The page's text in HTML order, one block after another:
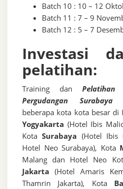
Batch 10 : 10 – 12
Batch 11 : 7 – 9
Batch 12 : 5 – 7
Investasi
pelatihan:
Training dan Pelatihan
Pergudangan Surabaya
beberapa kota kota besar di
Yogyakarta (Hotel Ibis
KotaSurabaya (Hotel Ibis
Hotel Neo Surabaya), Kota
Malang dan Hotel Neo
Jakarta (Hotel Amaris
Thamrin Jakarta), Kota